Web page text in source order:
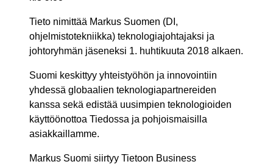
Tieto nimittää Markus Suomen (DI,
ohjelmistotekniikka) teknologiajohtajaksi ja
johtoryhmän jäseneksi 1. huhtikuuta 2018 alkaen.
Suomi keskittyy yhteistyöhön ja innovointiin
yhdessä globaalien teknologiapartnereiden
kanssa sekä edistää uusimpien teknologioiden
käyttöönottoa Tiedossa ja pohjoismaisilla
asiakkaillamme.
Markus Suomi siirtyy Tietoon Business